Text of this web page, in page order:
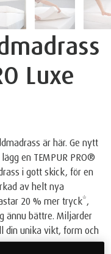
Luxe
är här. Ge nytt
en TEMPUR PRO®
i gott skick, för en
av helt nya
20 % mer tryck*,
ännu bättre. Miljarder
din unika vikt, form och